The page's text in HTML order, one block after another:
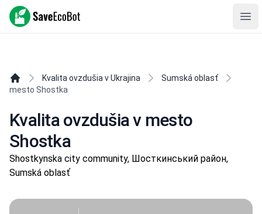
SaveEcoBot
Kvalita ovzdušia v Ukrajina
Sumská oblasť
mesto Shostka
Kvalita ovzdušia v mesto
Shostka
Shostkynska city community, Шосткинський район,
Sumská oblasť